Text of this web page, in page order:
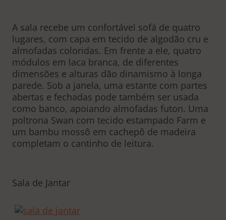
A sala recebe um confortável sofá de quatro
lugares, com capa em tecido de algodão cru e
almofadas coloridas. Em frente a ele, quatro
módulos em laca branca, de diferentes
dimensões e alturas dão dinamismo à longa
parede. Sob a janela, uma estante com partes
abertas e fechadas pode também ser usada
como banco, apoiando almofadas futon. Uma
poltrona Swan com tecido estampado Farm e
um bambu mossô em cachepô de madeira
completam o cantinho de leitura.
Sala de Jantar